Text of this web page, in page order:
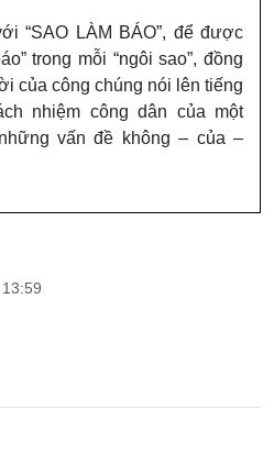
“SAO LÀM BÁO”, để được
trong mỗi “ngôi sao”, đồng
của công chúng nói lên tiếng
nhiệm công dân của một
vấn đề không – của –